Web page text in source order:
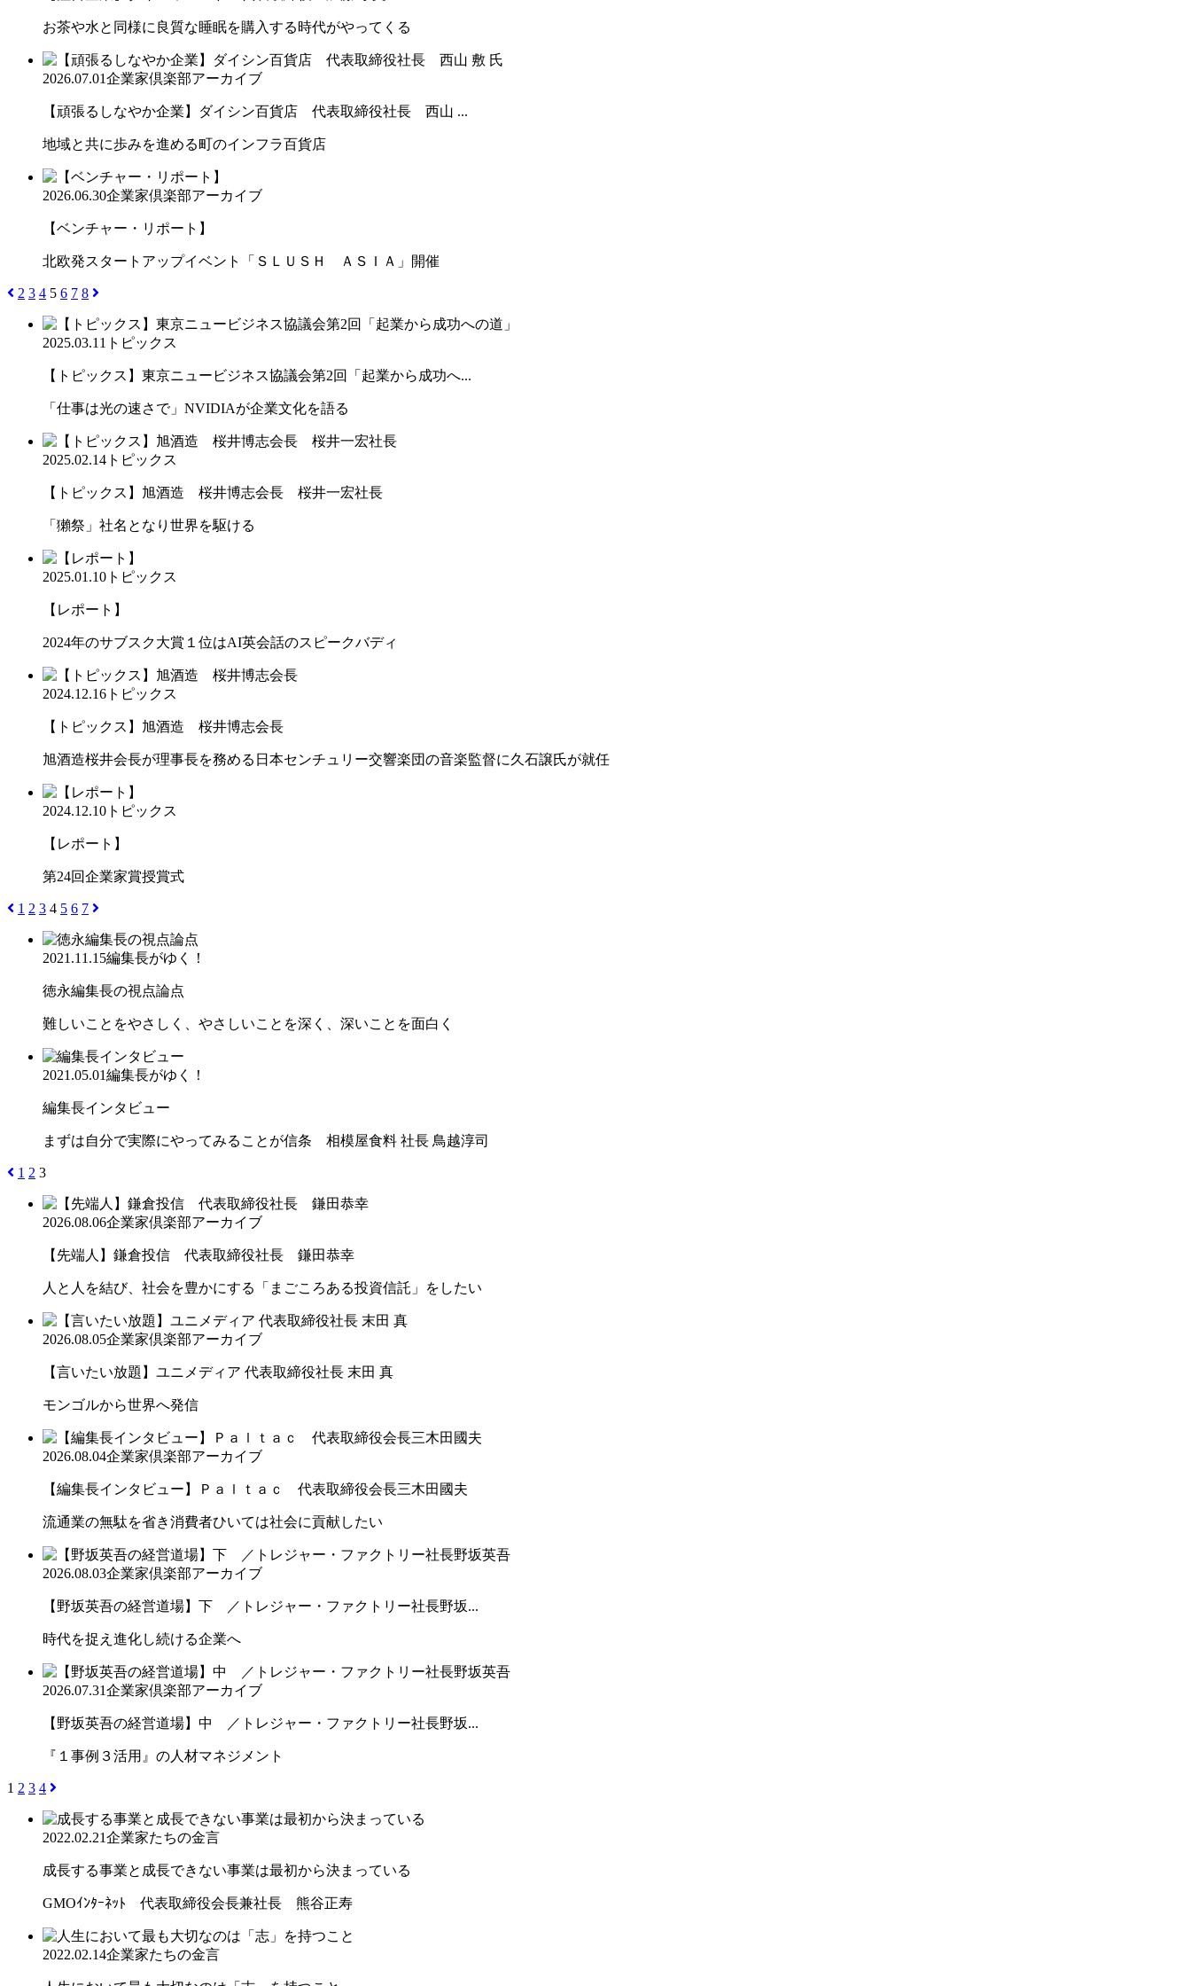
お茶や水と同様に良質な睡眠を購入する時代がやってくる
2026.07.01企業家倶楽部アーカイブ
【頑張るしなやか企業】ダイシン百貨店 代表取締役社長 西山 ...
地域と共に歩みを進める町のインフラ百貨店
2026.06.30企業家倶楽部アーカイブ
【ベンチャー・リポート】
北欧発スタートアップイベント「ＳＬＵＳＨ ＡＳＩＡ」開催
2 3 4 5 6 7 8
2025.03.11 トピックス
【トピックス】東京ニュービジネス協議会第2回「起業から成功へ...
「仕事は光の速さで」NVIDIAが企業文化を語る
2025.02.14 トピックス
【トピックス】旭酒造 桜井博志会長 桜井一宏社長
「獺祭」社名となり世界を駆ける
2025.01.10 トピックス
【レポート】
2024年のサブスク大賞１位はAI英会話のスピークバディ
2024.12.16 トピックス
【トピックス】旭酒造 桜井博志会長
旭酒造桜井会長が理事長を務める日本センチュリー交響楽団の音楽監督に久石譲氏が就任
2024.12.10 トピックス
【レポート】
第24回企業家賞授賞式
1 2 3 4 5 6 7
2021.11.15編集長がゆく！
徳永編集長の視点論点
難しいことをやさしく、やさしいことを深く、深いことを面白く
2021.05.01編集長がゆく！
編集長インタビュー
まずは自分で実際にやってみることが信条 相模屋食料 社長 鳥越淳司
1 2 3
2026.08.06企業家倶楽部アーカイブ
【先端人】鎌倉投信 代表取締役社長 鎌田恭幸
人と人を結び、社会を豊かにする「まごころある投資信託」をしたい
2026.08.05企業家倶楽部アーカイブ
【言いたい放題】ユニメディア 代表取締役社長 末田 真
モンゴルから世界へ発信
2026.08.04企業家倶楽部アーカイブ
【編集長インタビュー】Ｐａｌｔａｃ 代表取締役会長三木田國夫
流通業の無駄を省き消費者ひいては社会に貢献したい
2026.08.03企業家倶楽部アーカイブ
【野坂英吾の経営道場】下 ／トレジャー・ファクトリー社長野坂...
時代を捉え進化し続ける企業へ
2026.07.31企業家倶楽部アーカイブ
【野坂英吾の経営道場】中 ／トレジャー・ファクトリー社長野坂...
『１事例３活用』の人材マネジメント
1 2 3 4
2022.02.21企業家たちの金言
成長する事業と成長できない事業は最初から決まっている
GMOｲﾝﾀｰﾈｯﾄ 代表取締役会長兼社長 熊谷正寿
2022.02.14企業家たちの金言